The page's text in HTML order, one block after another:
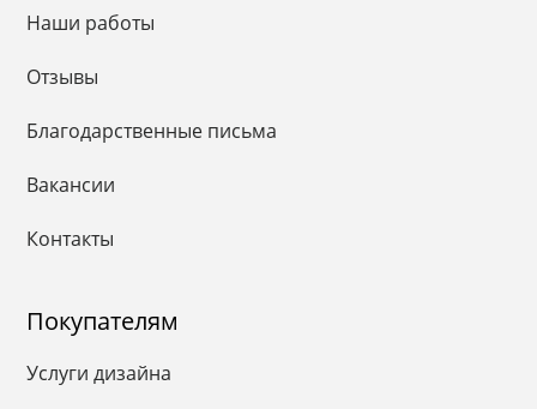
Наши работы
Отзывы
Благодарственные письма
Вакансии
Контакты
Покупателям
Услуги дизайна